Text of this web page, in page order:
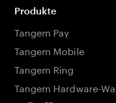
Produkte
Tangem Pay
Tangem Mobile
Tangem Ring
Tangem Hardware-